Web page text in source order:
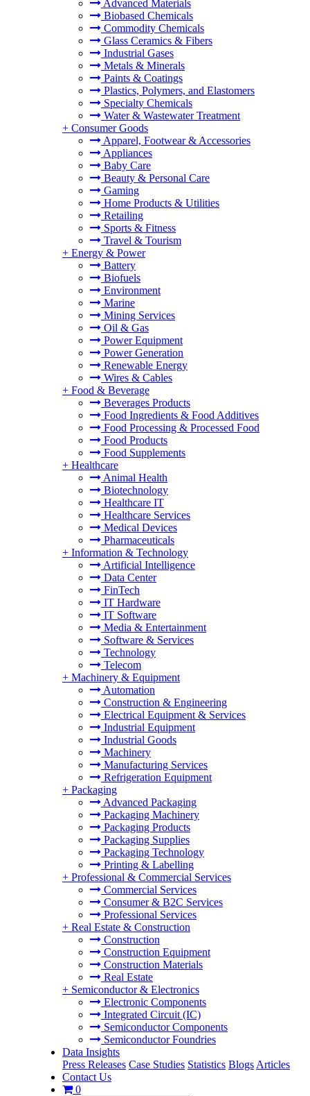
Advanced Materials
Biobased Chemicals
Commodity Chemicals
Glass Ceramics & Fibers
Industrial Gases
Metals & Minerals
Paints & Coatings
Plastics, Polymers, and Elastomers
Specialty Chemicals
Water & Wastewater Treatment
+ Consumer Goods
Apparel, Footwear & Accessories
Appliances
Baby Care
Beauty & Personal Care
Gaming
Home Products & Utilities
Retailing
Sports & Fitness
Travel & Tourism
+ Energy & Power
Battery
Biofuels
Environment
Marine
Mining Services
Oil & Gas
Power Equipment
Power Generation
Renewable Energy
Wires & Cables
+ Food & Beverage
Beverages Products
Food Ingredients & Food Additives
Food Processing & Processed Food
Food Products
Food Supplements
+ Healthcare
Animal Health
Biotechnology
Healthcare IT
Healthcare Services
Medical Devices
Pharmaceuticals
+ Information & Technology
Artificial Intelligence
Data Center
FinTech
IT Hardware
IT Software
Media & Entertainment
Software & Services
Technology
Telecom
+ Machinery & Equipment
Automation
Construction & Engineering
Electrical Equipment & Services
Industrial Equipment
Industrial Goods
Machinery
Manufacturing Services
Refrigeration Equipment
+ Packaging
Advanced Packaging
Packaging Machinery
Packaging Products
Packaging Supplies
Packaging Technology
Printing & Labelling
+ Professional & Commercial Services
Commercial Services
Consumer & B2C Services
Professional Services
+ Real Estate & Construction
Construction
Construction Equipment
Construction Materials
Real Estate
+ Semiconductor & Electronics
Electronic Components
Integrated Circuit (IC)
Semiconductor Components
Semiconductor Foundries
Data Insights
Press Releases Case Studies Statistics Blogs Articles
Contact Us
0